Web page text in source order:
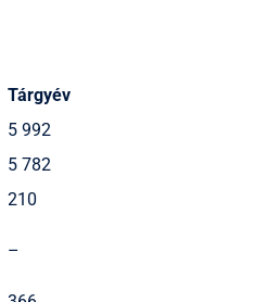
Tárgyév
5 992
5 782
210
–